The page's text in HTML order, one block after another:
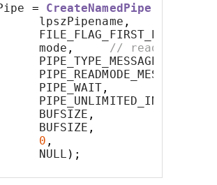
= CreateNamedPipe
,
,
// read/write
|
|
,
,
,
0 ,
);